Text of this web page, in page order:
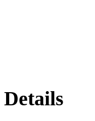
Details